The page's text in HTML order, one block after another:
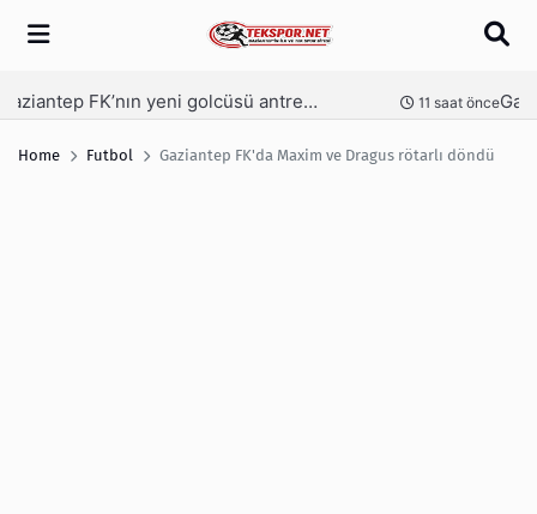
Arama 12 saat önce
Home Futbol Gaziantep FK'da Maxim ve Dragus rötarlı döndü